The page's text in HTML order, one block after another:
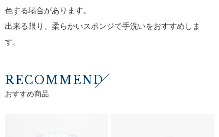
色する場合があります。
出来る限り、柔らかいスポンジで手洗いをおすすめしま
す。
RECOMMEND
おすすめ商品